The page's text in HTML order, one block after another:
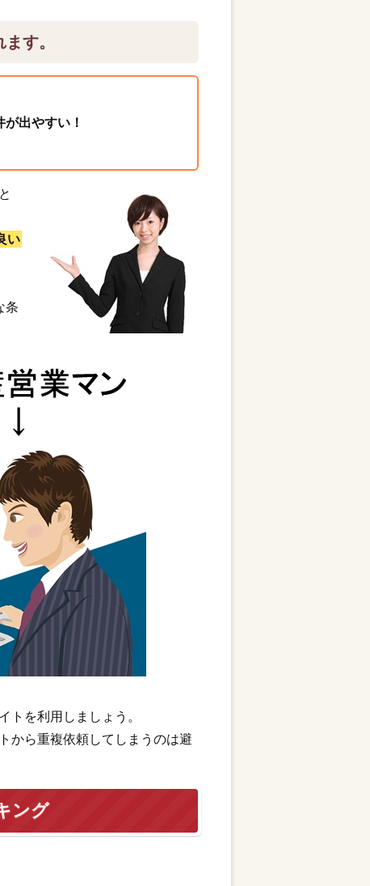
す。
出やすい！
い
条
トを利用しましょう。
から重複依頼してしまうのは避
ング